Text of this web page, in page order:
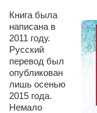
Кафе,
Книга была
написана в
2011 году.
Русский
перевод был
опубликован
лишь осенью
2015 года.
Немало